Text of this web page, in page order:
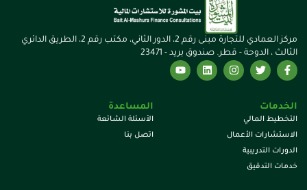
مركز العمادي للتجارة مبنى رقم 2، الدور الثاني، مكتب رقم 2، الطريق الدائري
الثالث ، الدوحة - قطر. صندوق بريد - 23471
الخدمات
التخطيط المالي
الاستشارات الأعمال
الدورات التدريبية
خدمات التدقيق
المساعدة
الأسئلة الشائعة
اتصل بنا